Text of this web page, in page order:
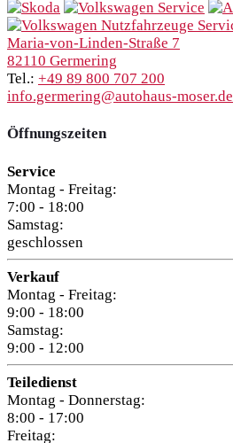
Maria-von-Linden-Straße 7
82110 Germering
Tel.: +49 89 800 707 200
info.germering@autohaus-moser.de
Öffnungszeiten
Service
Montag - Freitag:
7:00 - 18:00
Samstag:
geschlossen
Verkauf
Montag - Freitag:
9:00 - 18:00
Samstag:
9:00 - 12:00
Teiledienst
Montag - Donnerstag:
8:00 - 17:00
Freitag: